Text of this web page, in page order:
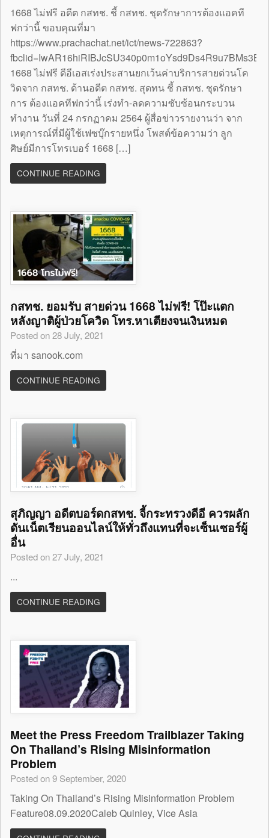
1668 ไม่ฟรี อดีต กสทช. ชี้ กสทช. ชุดรักษาการต้องแอคที
ฟกว่านี้ ขอบคุณที่มา
https://www.prachachat.net/ict/news-722863?
1668 ไม่ฟรี ดีอีเอสเร่งประสานยกเว้นค่าบริการสายด่วนโค
วิดจาก กสทช. ด้านอดีต กสทช. สุดทน ชี้ กสทช. ชุดรักษา
การ ต้องแอคทีฟกว่านี้ เร่งทำ-ลดความซับซ้อนกระบวน
ทำงาน วันที่ 24 กรกฏาคม 2564 ผู้สื่อข่าวรายงานว่า จาก
เหตุการณ์ที่มีผู้ใช้เฟซบุ๊กรายหนึ่ง โพสต์ข้อความว่า ลูก
ศิษย์มีการโทรเบอร์ 1668 […]
CONTINUE READING
กสทช. ยอมรับ สายด่วน 1668 ไม่ฟรี! โป๊ะแตก
หลังญาติผู้ป่วยโควิด โทร.หาเตียงจนเงินหมด
Posted on 28 July, 2021
ที่มา sanook.com
CONTINUE READING
สุภิญญา อดีตบอร์ดกสทช. จี้กระทรวงดีอี ควรผลัก
ดันเน็ตเรียนออนไลน์ให้ทั่วถึงแทนที่จะเซ็นเซอร์ผู้
อื่น
Posted on 27 July, 2021
...
CONTINUE READING
Meet the Press Freedom Trailblazer Taking
On Thailand’s Rising Misinformation
Problem
Posted on 9 September, 2020
Taking On Thailand’s Rising Misinformation Problem
Feature08.09.2020Caleb Quinley, Vice Asia